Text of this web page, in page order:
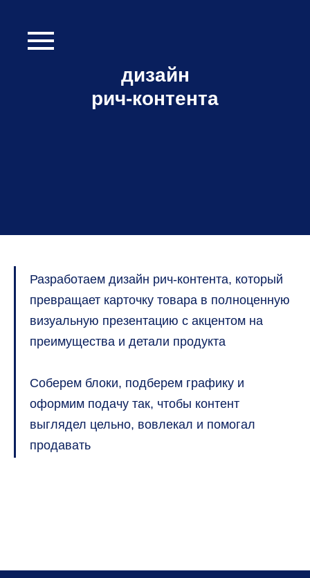
дизайн
рич-контента
Разработаем дизайн рич-контента, который
превращает карточку товара в полноценную
визуальную презентацию с акцентом на
преимущества и детали продукта
Соберем блоки, подберем графику и
оформим подачу так, чтобы контент
выглядел цельно, вовлекал и помогал
продавать